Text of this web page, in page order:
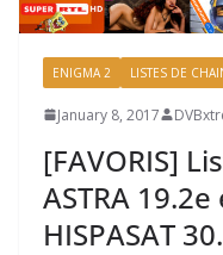
ENIGMA 2 LISTES DE
January 8, 2017
[FAVORIS]
ASTRA
HISPASAT